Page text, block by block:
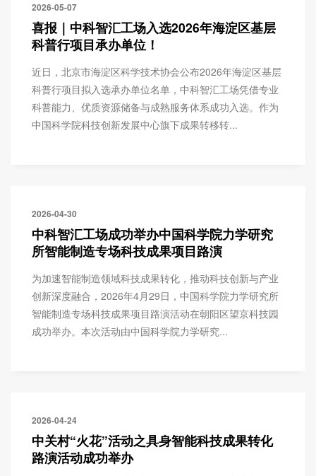
2026-05-07
喜报｜中科智汇工场入选2026年海淀区基层
科普行项目承办单位！
近日，北京市海淀区科学技术协会公布2026年海淀区基层
科普行项目拟入选承办单位名单，中科智汇工场凭借专业
科普能力、优质资源储备与成熟服务体系成功入选。作为
中国科学院科技创新发展中心旗下成果转移转...
2026-04-30
中科智汇工场成功举办中国科学院力学研究
所智能制造专场科技成果项目路演
为加速智能制造领域科技成果转化，推动科技创新与产业
创新深度融合，2026年4月29日，中国科学院力学研究所
智能制造专场科技成果项目路演活动在朝阳区望京科技园
成功举办。本次活动由中国科学院力学研究...
2026-04-24
中关村“火花”活动之具身智能科技成果转化
路演活动成功举办